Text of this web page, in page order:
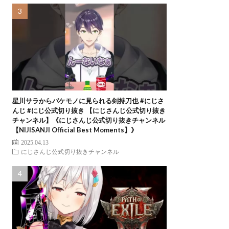
星川サラからバケモノに見られる剣持刀也 #にじさ
んじ #にじ公式切り抜き 【にじさんじ公式切り抜き
チャンネル】《にじさんじ公式切り抜きチャンネル
【NIJISANJI Official Best Moments】》
2025.04.13
にじさんじ公式切り抜きチャンネル